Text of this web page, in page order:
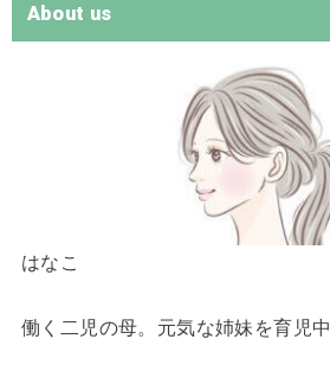
About us
はなこ
働く二児の母。元気な姉妹を育児中